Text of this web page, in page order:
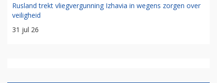
Rusland trekt vliegvergunning Izhavia in wegens zorgen over
veiligheid
31 jul 26